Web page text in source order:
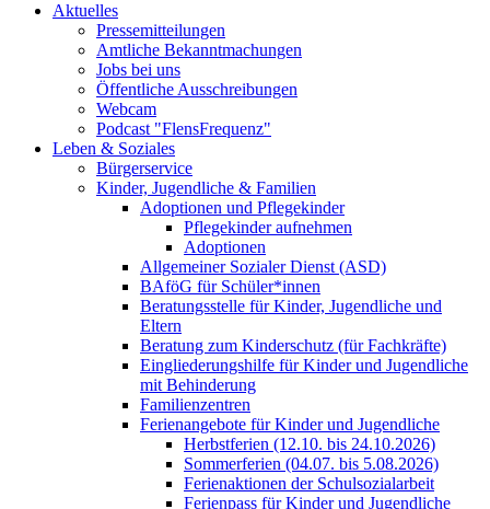
Aktuelles
Pressemitteilungen
Amtliche Bekanntmachungen
Jobs bei uns
Öffentliche Ausschreibungen
Webcam
Podcast "FlensFrequenz"
Leben & Soziales
Bürgerservice
Kinder, Jugendliche & Familien
Adoptionen und Pflegekinder
Pflegekinder aufnehmen
Adoptionen
Allgemeiner Sozialer Dienst (ASD)
BAföG für Schüler*innen
Beratungsstelle für Kinder, Jugendliche und
Eltern
Beratung zum Kinderschutz (für Fachkräfte)
Eingliederungshilfe für Kinder und Jugendliche
mit Behinderung
Familienzentren
Ferienangebote für Kinder und Jugendliche
Herbstferien (12.10. bis 24.10.2026)
Sommerferien (04.07. bis 5.08.2026)
Ferienaktionen der Schulsozialarbeit
Ferienpass für Kinder und Jugendliche